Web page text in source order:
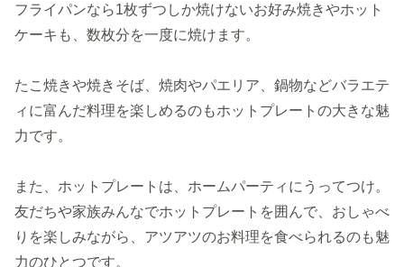
フライパンなら1枚ずつしか焼けないお好み焼きやホット
ケーキも、数枚分を一度に焼けます。
たこ焼きや焼きそば、焼肉やパエリア、鍋物などバラエテ
ィに富んだ料理を楽しめるのもホットプレートの大きな魅
力です。
また、ホットプレートは、ホームパーティにうってつけ。
友だちや家族みんなでホットプレートを囲んで、おしゃべ
りを楽しみながら、アツアツのお料理を食べられるのも魅
力のひとつです。